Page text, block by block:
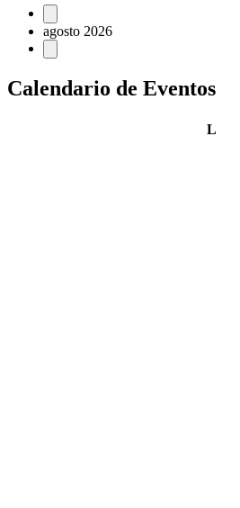
Eventos
agosto 2026
Calendario de Eventos
Llunes